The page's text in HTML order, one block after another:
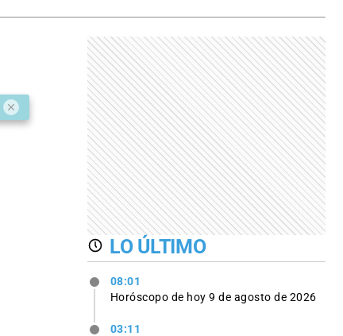
LO ÚLTIMO
08:01
Horóscopo de hoy 9 de agosto de 2026
03:11